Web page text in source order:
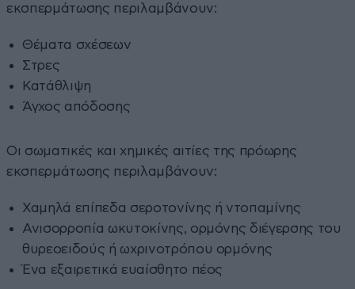
εκσπερμάτωσης περιλαμβάνουν:
Θέματα σχέσεων
Στρες
Κατάθλιψη
Άγχος απόδοσης
Οι σωματικές και χημικές αιτίες της πρόωρης
εκσπερμάτωσης περιλαμβάνουν:
Χαμηλά επίπεδα σεροτονίνης ή ντοπαμίνης
Ανισορροπία ωκυτοκίνης, ορμόνης διέγερσης του
θυρεοειδούς ή ωχρινοτρόπου ορμόνης
Ένα εξαιρετικά ευαίσθητο πέος